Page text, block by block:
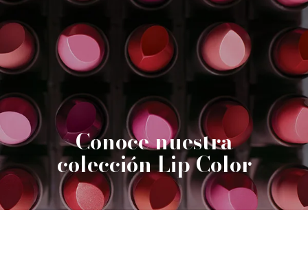
Conoce nuestra
colección Lip Color